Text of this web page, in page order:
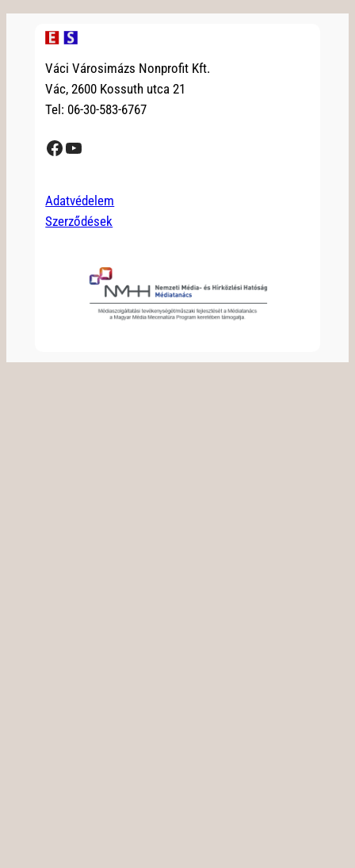
Váci Városimázs Nonprofit Kft.
Vác, 2600 Kossuth utca 21
Tel: 06-30-583-6767
Facebook YouTube
Adatvédelem
Szerződések